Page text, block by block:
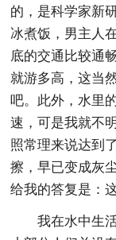
的，是科学家新
冰煮饭，男主人
底的交通比较通
就游多高，这当
吧。此外，水里
速，可是我就不
照常理来说达到
擦，早已变成灰
给我的答复是：
我在水中生